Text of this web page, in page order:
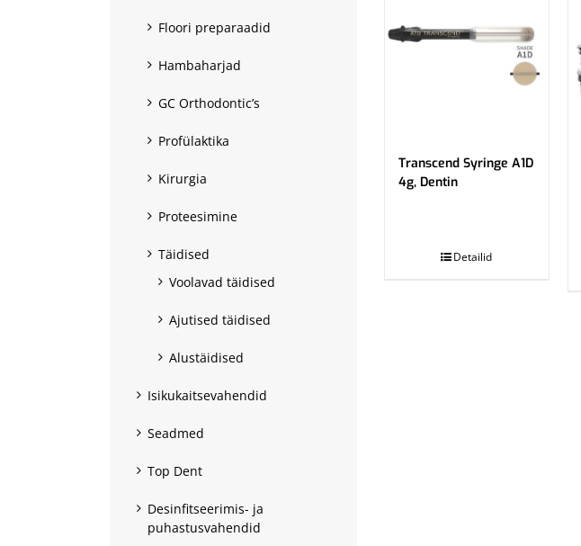
Floori preparaadid
Hambaharjad
GC Orthodontic’s
Profülaktika
Kirurgia
Proteesimine
Täidised
Voolavad täidised
Ajutised täidised
Alustäidised
Isikukaitsevahendid
Seadmed
Top Dent
Desinfitseerimis- ja
puhastusvahendid
Transcend Syringe A1D
4g, Dentin
Detailid